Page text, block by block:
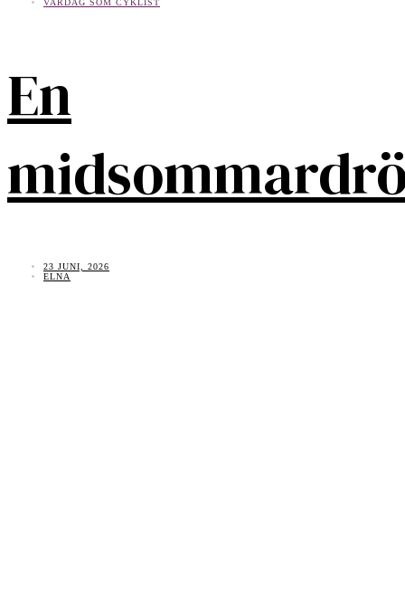
VARDAG SOM CYKLIST
En
23 JUNI, 2026
ELNA